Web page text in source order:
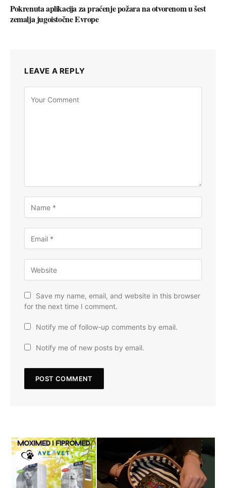
Pokrenuta aplikacija za praćenje požara na otvorenom u šest
zemalja jugoistočne Evrope
LEAVE A REPLY
Save my name, email, and website in this browser
for the next time I comment.
Notify me of follow-up comments by email.
Notify me of new posts by email.